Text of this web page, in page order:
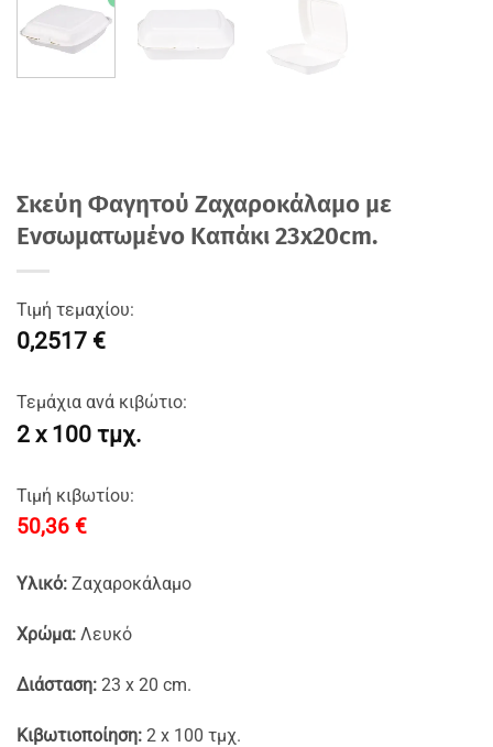
Σκεύη Φαγητού Ζαχαροκάλαμο με
Ενσωματωμένο Καπάκι 23x20cm.
Τιμή τεμαχίου:
0,2517 €
Τεμάχια ανά κιβώτιο:
2 x 100 τμχ.
Τιμή κιβωτίου:
50,36 €
Υλικό: Ζαχαροκάλαμο
Χρώμα: Λευκό
Διάσταση: 23 x 20 cm.
Κιβωτιοποίηση: 2 x 100 τμχ.